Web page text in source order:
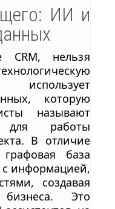
ИИ и
CRM, нельзя
использует
которую
называют
для работы
В отличие
база
с информацией,
создавая
Это